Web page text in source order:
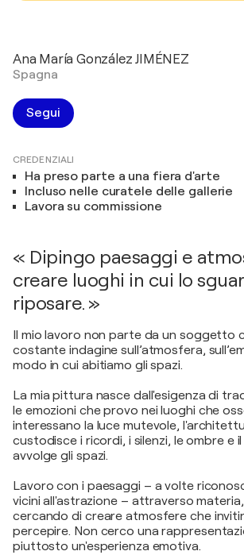
Ana María González JIMÉNEZ
Spagna
Segui
CREDENZIALI
Ha preso parte a una fiera d'arte
Incluso nelle curatele delle gallerie
Lavora su commissione
« Dipingo paesaggi e
creare luoghi in cui lo
riposare. »
Il mio lavoro non parte da un soggetto
costante indagine sull’atmosfera,
modo in cui abitiamo gli spazi.
La mia pittura nasce dall'esigenza di
le emozioni che provo nei luoghi che
interessano la luce mutevole,
custodisce i ricordi, i silenzi, le ombre e
avvolge gli spazi.
Lavoro con i paesaggi – a volte
vicini all'astrazione – attraverso
cercando di creare atmosfere che
percepire. Non cerco una
piuttosto un'esperienza emotiva.